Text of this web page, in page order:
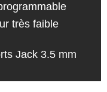
très faible
Jack 3.5 mm